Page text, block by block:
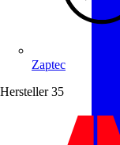
Zaptec
Hersteller 35